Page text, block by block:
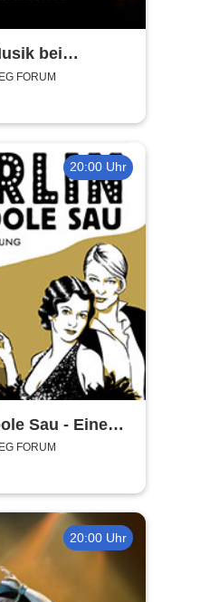
bei
FORUM
20:00 Uhr
Sau - Eine
FORUM
20:00 Uhr